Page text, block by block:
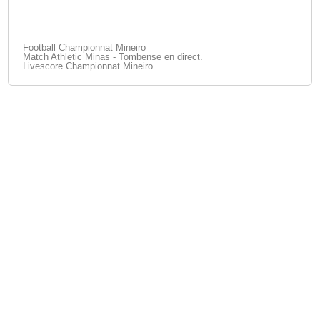
Football Championnat Mineiro
Match Athletic Minas - Tombense en direct.
Livescore Championnat Mineiro